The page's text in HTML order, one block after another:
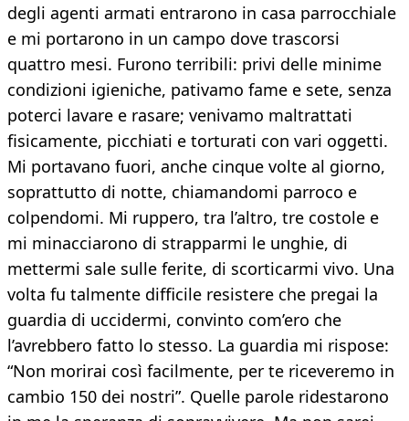
degli agenti armati entrarono in casa parrocchiale
e mi portarono in un campo dove trascorsi
quattro mesi. Furono terribili: privi delle minime
condizioni igieniche, pativamo fame e sete, senza
poterci lavare e rasare; venivamo maltrattati
fisicamente, picchiati e torturati con vari oggetti.
Mi portavano fuori, anche cinque volte al giorno,
soprattutto di notte, chiamandomi parroco e
colpendomi. Mi ruppero, tra l’altro, tre costole e
mi minacciarono di strapparmi le unghie, di
mettermi sale sulle ferite, di scorticarmi vivo. Una
volta fu talmente difficile resistere che pregai la
guardia di uccidermi, convinto com’ero che
l’avrebbero fatto lo stesso. La guardia mi rispose:
“Non morirai così facilmente, per te riceveremo in
cambio 150 dei nostri”. Quelle parole ridestarono